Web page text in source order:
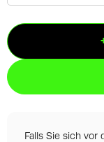
Falls Sie sich vor